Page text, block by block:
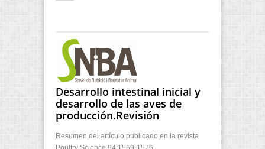
Desarrollo intestinal inicial y
desarrollo de las aves de
producción.Revisión
Resumen del artículo publicado en la revista